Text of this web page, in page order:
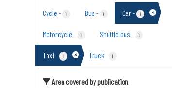
Cycle - 1 Bus - 1 Car- 1
Motorcycle - 1 Shuttle bus - 1
Taxi - 1 Truck- 1
Area covered by publication